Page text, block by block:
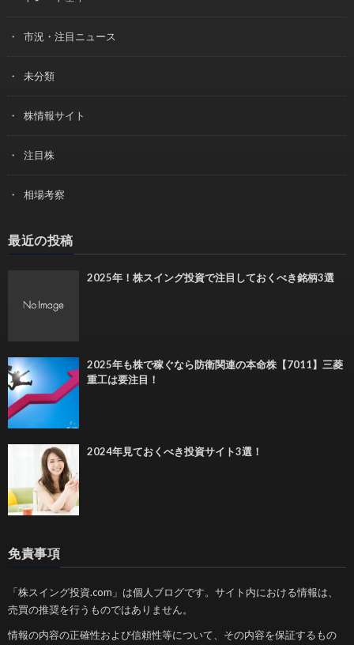
市況・注目ニュース
未分類
株情報サイト
注目株
相場考察
最近の投稿
2025年！株スイング投資で注目しておくべき銘柄3選
2025年も株で稼ぐなら防衛関連の本命株【7011】三菱
重工は要注目！
2024年見ておくべき投資サイト3選！
免責事項
「株スイング投資.com」は個人ブログです。サイト内における情報は、
売買の推奨を行うものではありません。
情報の内容の正確性および信頼性等について、その内容を保証するもの